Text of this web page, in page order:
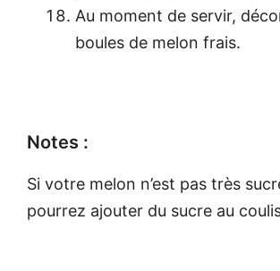
Au moment de servir,
boules de melon frais.
Notes :
Si votre melon n’est pas très
pourrez ajouter du sucre au